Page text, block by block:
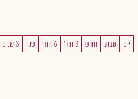
יום שבוע חודש 3 חוד' 6 חוד' שנה 3 שנים